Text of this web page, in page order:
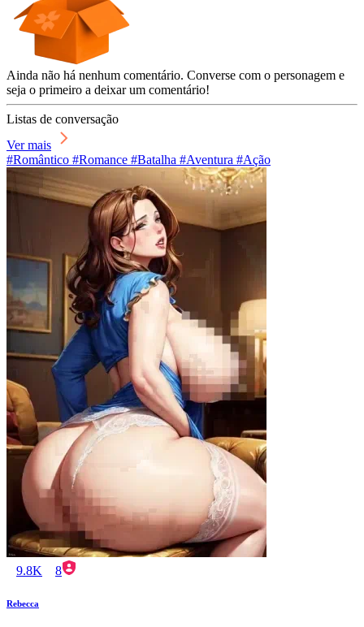
Ainda não há nenhum comentário. Converse com o personagem e
seja o primeiro a deixar um comentário!
Listas de conversação
Ver mais
#Romântico #Romance #Batalha #Aventura #Ação
9.8K 8
Rebecca